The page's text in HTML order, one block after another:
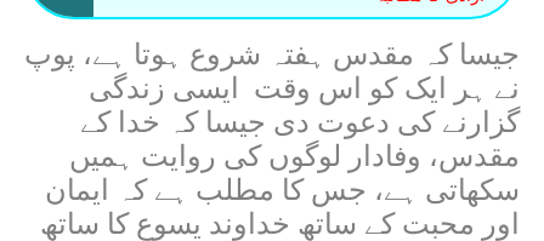
جیسا کہ مقدس ہفتہ شروع ہوتا ہے، پوپ
نے ہر ایک کو اس وقت ایسی زندگی
گزارنے کی دعوت دی جیسا کہ خدا کے
مقدس، وفادار لوگوں کی روایت ہمیں
سکھاتی ہے، جس کا مطلب ہے کہ ایمان
اور محبت کے ساتھ خداوند یسوع کا ساتھ